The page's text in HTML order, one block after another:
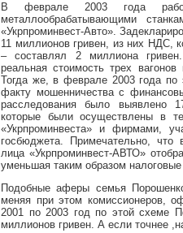
В феврале 2003 года
металлообрабатывающими
«Укрпроминвест-Авто».
11 миллионов гривен, из них НДС,
– составлял 2 миллиона
реальная стоимость трех
Тогда же, в феврале 2003 года по
факту мошенничества с
расследования было выявлено
которые были осуществлены в
«Укрпроминвеста» и фирмами,
госбюджета. Примечательно,
лица «Укрпроминвест-АВТО»
уменьшая таким образом
Подобные аферы семья
меняя при этом комиссионеров,
2001 по 2003 год по этой схеме
миллионов гривен. А если точнее